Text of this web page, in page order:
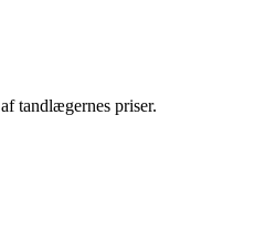
af tandlægernes priser.